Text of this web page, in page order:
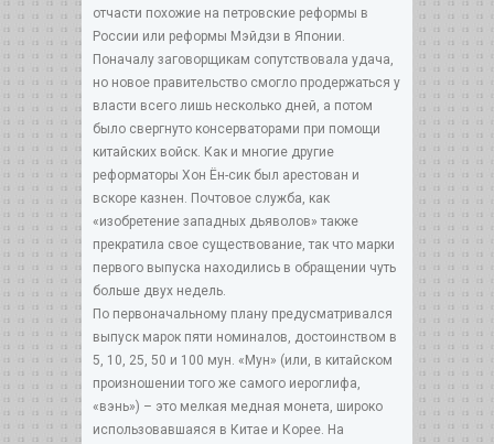
отчасти похожие на петровские реформы в
России или реформы Мэйдзи в Японии.
Поначалу заговорщикам сопутствовала удача,
но новое правительство смогло продержаться у
власти всего лишь несколько дней, а потом
было свергнуто консерваторами при помощи
китайских войск. Как и многие другие
реформаторы Хон Ён-сик был арестован и
вскоре казнен. Почтовое служба, как
«изобретение западных дьяволов» также
прекратила свое существование, так что марки
первого выпуска находились в обращении чуть
больше двух недель.
По первоначальному плану предусматривался
выпуск марок пяти номиналов, достоинством в
5, 10, 25, 50 и 100 мун. «Мун» (или, в китайском
произношении того же самого иероглифа,
«вэнь») – это мелкая медная монета, широко
использовавшаяся в Китае и Корее. На